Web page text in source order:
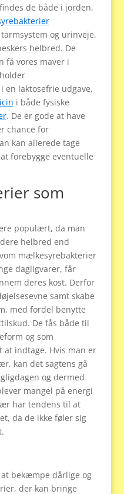
de både i jorden,
og urinveje,
helbred. De
få vores maver i
en laktosefrie udgave,
i både fysiske
. De er gode at have
chance for
kan allerede tage
forebygge eventuelle
som
populært, da man
helbred end
mælkesyrebakterier
dagligvarer, får
deres kost. Derfor
samt skabe
med fordel benytte
De fås både til
og som
indtage. Hvis man er
kan det sagtens gå
og dermed
mangel på energi
har tendens til at
da de ikke føler sig
bekæmpe dårlige og
der kan bringe